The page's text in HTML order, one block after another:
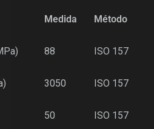
Medida Método
88 ISO 157
3050 ISO 157
50 ISO 157